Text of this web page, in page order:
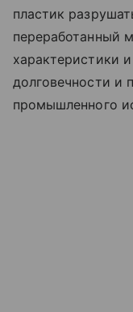
пластик
переработанный
характеристики
долговечности и
промышленного